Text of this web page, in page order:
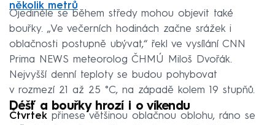
několik metrů
Ojediněle se během středy mohou objevit také
bouřky. „Ve večerních hodinách začne srážek i
oblačnosti postupně ubývat,“ řekl ve vysílání CNN
Prima NEWS meteorolog ČHMÚ Miloš Dvořák.
Nejvyšší denní teploty se budou pohybovat
v rozmezí 21 až 25 °C, na západě kolem 19 stupňů.
Déšť a bouřky hrozí i o víkendu
Čtvrtek přinese většinou oblačnou oblohu, ráno se